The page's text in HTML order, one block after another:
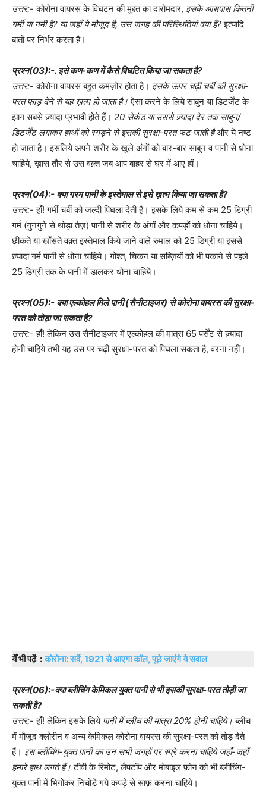
उत्तर:- कोरोना वायरस के विघटन की मुद्दत का दारोमदार, इसके आसपास कितनी
गर्मी या नमी है? या जहाँ ये मौजूद है, उस जगह की परिस्थितियां क्या हैं?इत्यादि
बातों पर निर्भर करता है।
प्रश्न(03):-. इसे कण-कण में कैसे विघटित किया जा सकता है?
उत्तर:- कोरोना वायरस बहुत कमज़ोर होता है। इसके ऊपर चढ़ी चर्बी की सुरक्षा-
परत फाड़ देने से यह ख़त्म हो जाता है। ऐसा करने के लिये साबुन या डिटर्जेंट के
झाग सबसे ज़्यादा प्रभावी होते हैं। 20 सेकंड या उससे ज़्यादा देर तक साबुन/
डिटर्जेंट लगाकर हाथों को रगड़ने से इसकी सुरक्षा-परत फट जाती हैऔर ये नष्ट
हो जाता है। इसलिये अपने शरीर के खुले अंगों को बार-बार साबुन व पानी से धोना
चाहिये, ख़ास तौर से उस वक़्त जब आप बाहर से घर में आए हों।
प्रश्न(04):- क्या गरम पानी के इस्तेमाल से इसे ख़त्म किया जा सकता है?
उत्तर:- हाँ! गर्मी चर्बी को जल्दी पिघला देती है। इसके लिये कम से कम 25 डिग्री
गर्म (गुनगुने से थोड़ा तेज़) पानी से शरीर के अंगों और कपड़ों को धोना चाहिये।
छींकते या खाँसते वक़्त इस्तेमाल किये जाने वाले रुमाल को 25 डिग्री या इससे
ज़्यादा गर्म पानी से धोना चाहिये। गोश्त, चिकन या सब्ज़ियों को भी पकाने से पहले
25 डिग्री तक के पानी में डालकर धोना चाहिये।
प्रश्न(05):- क्या एल्कोहल मिले पानी (सैनीटाइजर) से कोरोना वायरस की सुरक्षा-
परत को तोड़ा जा सकता है?
उत्तर:- हाँ! लेकिन उस सैनीटाइजर में एल्कोहल की मात्रा 65 पर्सेंट से ज़्यादा
होनी चाहिये तभी यह उस पर चढ़ी सुरक्षा-परत को पिघला सकता है, वरना नहीं।
येँ भी पढ़ें : कोरोना: सर्वे, 1921 से आएगा कॉल, पूछे जाएंगे ये सवाल
प्रश्न(06):-क्या ब्लीचिंग केमिकल युक्त पानी से भी इसकी सुरक्षा-परत तोड़ी जा
सकती है?
उत्तर:- हाँ! लेकिन इसके लिये पानी में ब्लीच की मात्रा 20% होनी चाहिये। ब्लीच
में मौजूद क्लोरीन व अन्य केमिकल कोरोना वायरस की सुरक्षा-परत को तोड़ देते
हैं। इस ब्लीचिंग-युक्त पानी का उन सभी जगहों पर स्प्रे करना चाहिये जहाँ-जहाँ
हमारे हाथ लगते हैं। टीवी के रिमोट, लैपटॉप और मोबाइल फ़ोन को भी ब्लीचिंग-
युक्त पानी में भिगोकर निचोड़े गये कपड़े से साफ़ करना चाहिये।